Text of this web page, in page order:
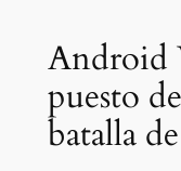
Android
puesto
batalla